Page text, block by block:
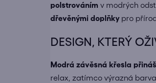
polstrováním v modrých
dřevěnými doplňkypro
DESIGN, KTERÝ
Modrá závěsná křesla
relax, zatímco výrazná